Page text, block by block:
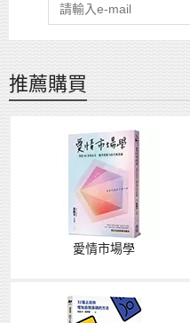
推薦購買
愛情市場學